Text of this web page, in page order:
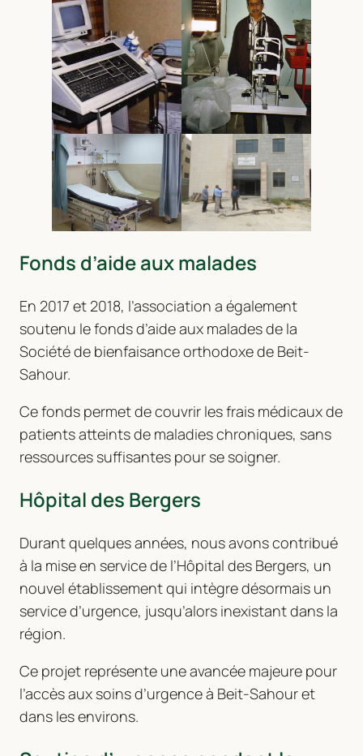
Fonds d’aide aux malades
En 2017 et 2018, l’association a également
soutenu le fonds d’aide aux malades de la
Société de bienfaisance orthodoxe de Beit-
Sahour.
Ce fonds permet de couvrir les frais médicaux de
patients atteints de maladies chroniques, sans
ressources suffisantes pour se soigner.
Hôpital des Bergers
Durant quelques années, nous avons contribué
à la mise en service de l’Hôpital des Bergers, un
nouvel établissement qui intègre désormais un
service d’urgence, jusqu’alors inexistant dans la
région.
Ce projet représente une avancée majeure pour
l’accès aux soins d’urgence à Beit-Sahour et
dans les environs.